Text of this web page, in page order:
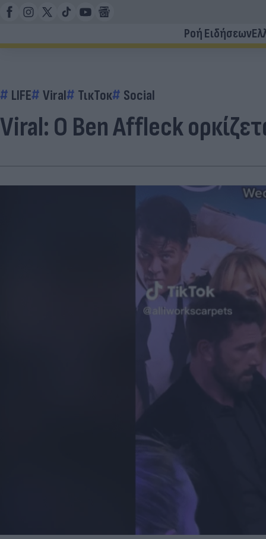
Ροή Ειδήσεων
LIFE Viral ΤικΤοκ Social
Viral: Ο Ben Affleck